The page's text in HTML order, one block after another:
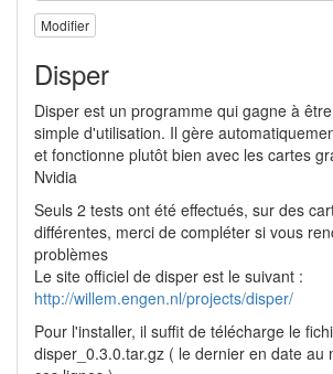
Modifier
Disper
Disper est un programme qui gagne à
simple d'utilisation. Il gère
et fonctionne plutôt bien avec les cartes
Nvidia
Seuls 2 tests ont été effectués, sur des
différentes, merci de compléter si vous
problèmes
Le site officiel de disper est le suivant :
http://willem.engen.nl/projects/disper/
Pour l'installer, il suffit de télécharge le
disper_0.3.0.tar.gz ( le dernier en date au